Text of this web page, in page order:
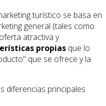
turístico se basa en
general (tales como
atractiva y
propias que lo
que se ofrece y la
diferencias principales